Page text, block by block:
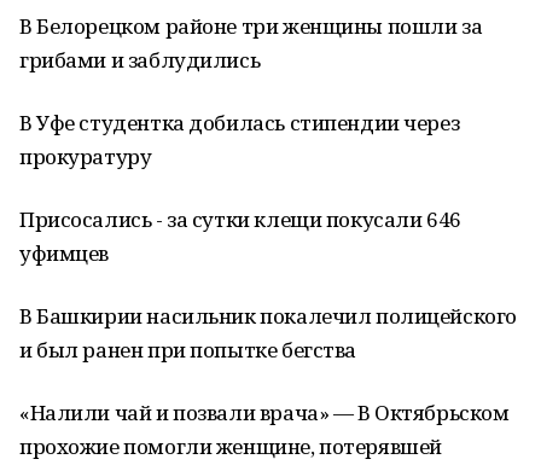
В Белорецком районе три женщины пошли за
грибами и заблудились
В Уфе студентка добилась стипендии через
прокуратуру
Присосались - за сутки клещи покусали 646
уфимцев
В Башкирии насильник покалечил полицейского
и был ранен при попытке бегства
«Налили чай и позвали врача» — В Октябрьском
прохожие помогли женщине, потерявшей